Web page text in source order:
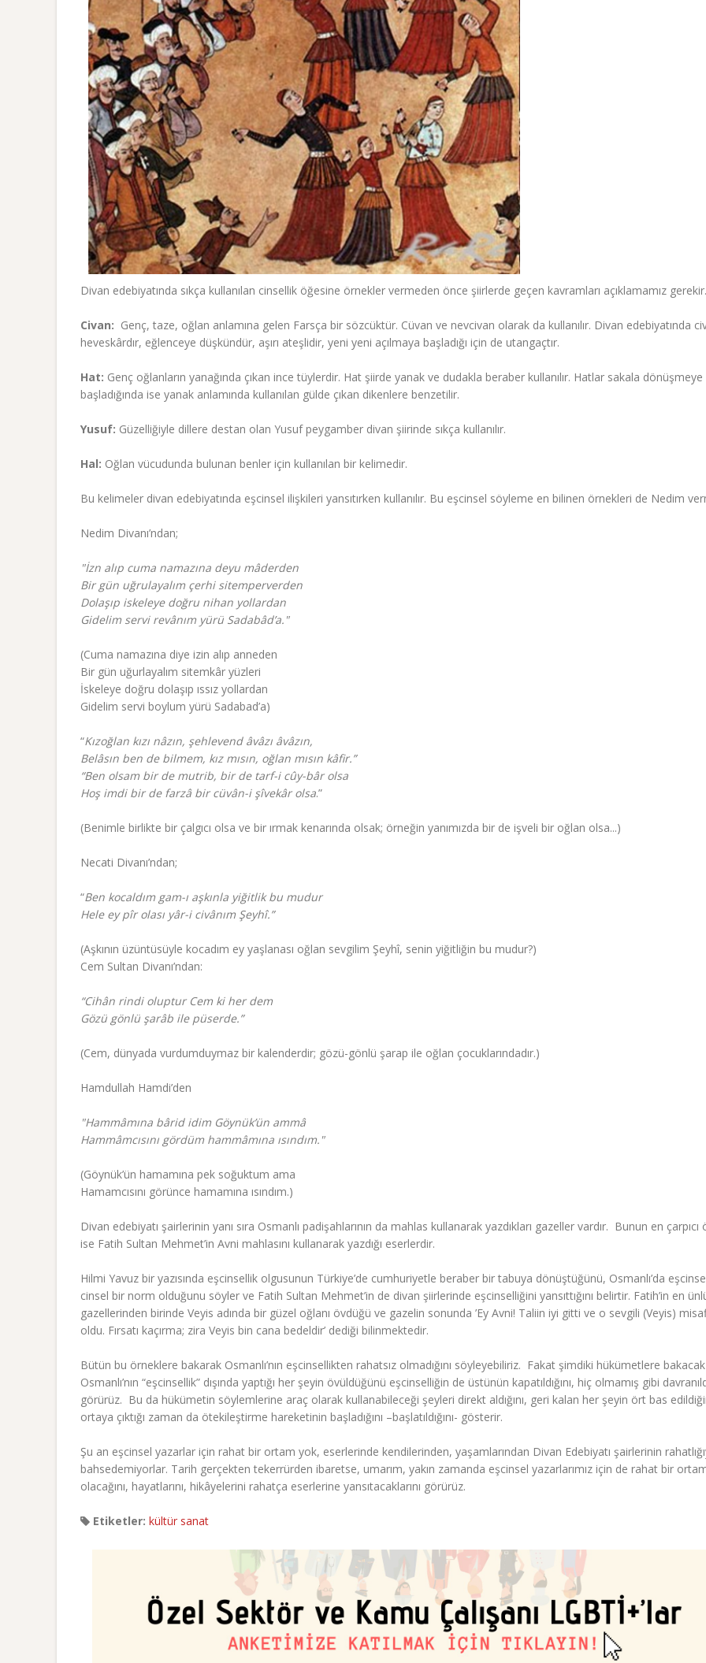
Divan edebiyatında sıkça kullanılan cinsellik öğesine örnekler vermeden önce şiirlerde geçen kavramları açıklamamız gerekir.
Civan: Genç, taze, oğlan anlamına gelen Farsça bir sözcüktür. Cüvan ve nevcivan olarak da kullanılır. Divan edebiyatında
heveskârdır, eğlenceye düşkündür, aşırı ateşlidir, yeni yeni açılmaya başladığı için de utangaçtır.
Hat: Genç oğlanların yanağında çıkan ince tüylerdir. Hat şiirde yanak ve dudakla beraber kullanılır. Hatlar sakala dönüşmeye
başladığında ise yanak anlamında kullanılan gülde çıkan dikenlere benzetilir.
Yusuf: Güzelliğiyle dillere destan olan Yusuf peygamber divan şiirinde sıkça kullanılır.
Hal: Oğlan vücudunda bulunan benler için kullanılan bir kelimedir.
Bu kelimeler divan edebiyatında eşcinsel ilişkileri yansıtırken kullanılır. Bu eşcinsel söyleme en bilinen örnekleri de Nedim
Nedim Divanı’ndan;
"İzn alıp cuma namazına deyu mâderden
Bir gün uğrulayalım çerhi sitemperverden
Dolaşıp iskeleye doğru nihan yollardan
Gidelim servi revânım yürü Sadabâd’a."
(Cuma namazına diye izin alıp anneden
Bir gün uğurlayalım sitemkâr yüzleri
İskeleye doğru dolaşıp ıssız yollardan
Gidelim servi boylum yürü Sadabad’a)
“Kızoğlan kızı nâzın, şehlevend âvâzı âvâzın,
Belâsın ben de bilmem, kız mısın, oğlan mısın kâfir.”
“Ben olsam bir de mutrib, bir de tarf-i cûy-bâr olsa
Hoş imdi bir de farzâ bir cüvân-i şîvekâr olsa.”
(Benimle birlikte bir çalgıcı olsa ve bir ırmak kenarında olsak; örneğin yanımızda bir de işveli bir oğlan olsa...)
Necati Divanı’ndan;
“Ben kocaldım gam-ı aşkınla yiğitlik bu mudur
Hele ey pîr olası yâr-i civânım Şeyhî.”
(Aşkının üzüntüsüyle kocadım ey yaşlanası oğlan sevgilim Şeyhî, senin yiğitliğin bu mudur?)
Cem Sultan Divanı’ndan:
“Cihân rindi oluptur Cem ki her dem
Gözü gönlü şarâb ile püserde.”
(Cem, dünyada vurdumduymaz bir kalenderdir; gözü-gönlü şarap ile oğlan çocuklarındadır.)
Hamdullah Hamdi’den
"Hammâmına bârid idim Göynük’ün ammâ
Hammâmcısını gördüm hammâmına ısındım."
(Göynük’ün hamamına pek soğuktum ama
Hamamcısını görünce hamamına ısındım.)
Divan edebiyatı şairlerinin yanı sıra Osmanlı padişahlarının da mahlas kullanarak yazdıkları gazeller vardır. Bunun en çarpıcı
ise Fatih Sultan Mehmet’in Avni mahlasını kullanarak yazdığı eserlerdir.
Hilmi Yavuz bir yazısında eşcinsellik olgusunun Türkiye’de cumhuriyetle beraber bir tabuya dönüştüğünü, Osmanlı’da
cinsel bir norm olduğunu söyler ve Fatih Sultan Mehmet’in de divan şiirlerinde eşcinselliğini yansıttığını belirtir. Fatih’in en
gazellerinden birinde Veyis adında bir güzel oğlanı övdüğü ve gazelin sonunda ’Ey Avni! Taliin iyi gitti ve o sevgili (Veyis)
oldu. Fırsatı kaçırma; zira Veyis bin cana bedeldir’ dediği bilinmektedir.
Bütün bu örneklere bakarak Osmanlı’nın eşcinsellikten rahatsız olmadığını söyleyebiliriz. Fakat şimdiki hükümetlere
Osmanlı’nın “eşcinsellik” dışında yaptığı her şeyin övüldüğünü eşcinselliğin de üstünün kapatıldığını, hiç olmamış gibi
görürüz. Bu da hükümetin söylemlerine araç olarak kullanabileceği şeyleri direkt aldığını, geri kalan her şeyin ört bas
ortaya çıktığı zaman da ötekileştirme hareketinin başladığını –başlatıldığını- gösterir.
Şu an eşcinsel yazarlar için rahat bir ortam yok, eserlerinde kendilerinden, yaşamlarından Divan Edebiyatı şairlerinin
bahsedemiyorlar. Tarih gerçekten tekerrürden ibaretse, umarım, yakın zamanda eşcinsel yazarlarımız için de rahat bir
olacağını, hayatlarını, hikâyelerini rahatça eserlerine yansıtacaklarını görürüz.
Etiketler: kültür sanat